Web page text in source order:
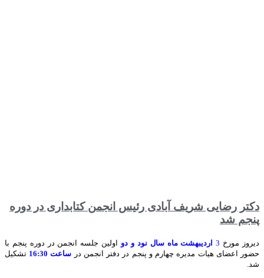
دکتر رضایی شریف آبادی رئیس انجمن کتابداری در دوره
پنجم شد
دیروز مورخ 3اردیبهشت ماه سال نود و دو اولین جلسه انجمن در دوره پنجم با
حضور اعضای هیات مدیره چهارم و پنجم در دفتر انجمن در ساعت 16:30
تشکیل
شد.